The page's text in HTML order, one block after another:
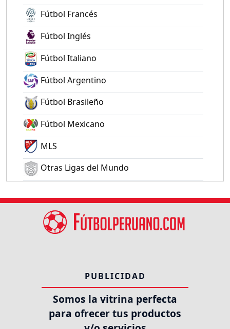
Fútbol Francés
Fútbol Inglés
Fútbol Italiano
Fútbol Argentino
Fútbol Brasileño
Fútbol Mexicano
MLS
Otras Ligas del Mundo
PUBLICIDAD
Somos la vitrina perfecta
para ofrecer tus productos